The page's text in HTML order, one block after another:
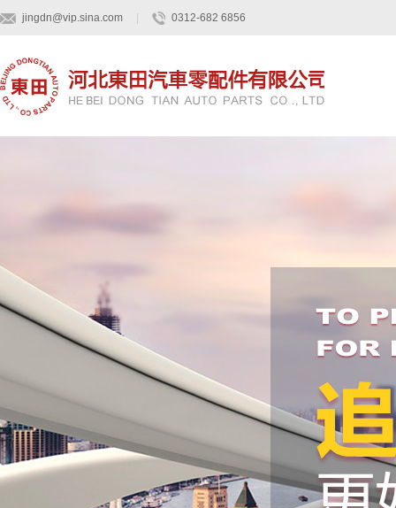
jingdn@vip.sina.com 0312-682 6856